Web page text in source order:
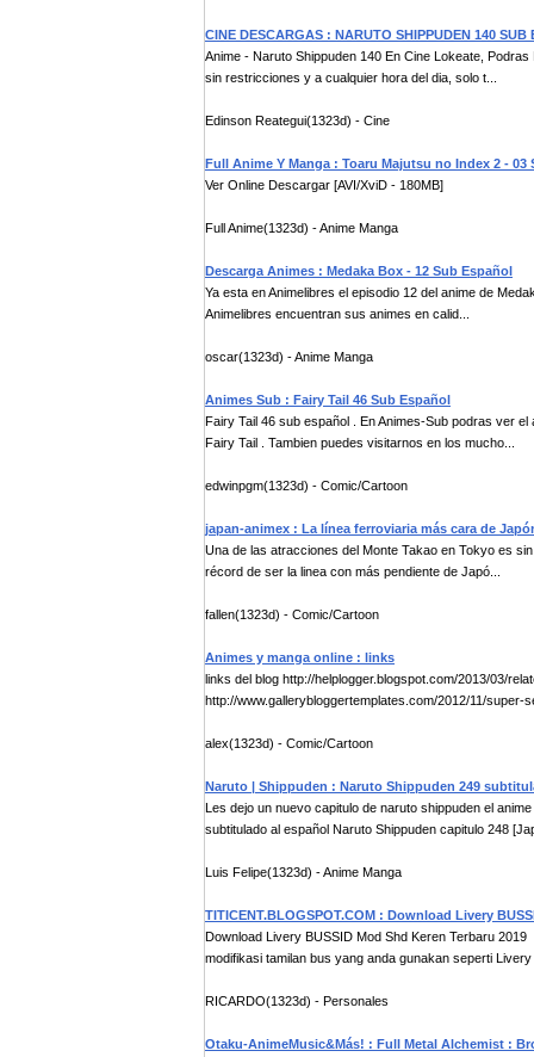
CINE DESCARGAS : NARUTO SHIPPUDEN 140 SUB
Anime - Naruto Shippuden 140 En Cine Lokeate,
sin restricciones y a cualquier hora del dia, solo t...
Edinson Reategui(1323d) - Cine
Full Anime Y Manga : Toaru Majutsu no Index 2 - 03
Ver Online Descargar [AVI/XviD - 180MB]
Full Anime(1323d) - Anime Manga
Descarga Animes : Medaka Box - 12 Sub Español
Ya esta en Animelibres el episodio 12 del anime de
Animelibres encuentran sus animes en calid...
oscar(1323d) - Anime Manga
Animes Sub : Fairy Tail 46 Sub Español
Fairy Tail 46 sub español . En Animes-Sub podras ver
Fairy Tail . Tambien puedes visitarnos en los mucho...
edwinpgm(1323d) - Comic/Cartoon
japan-animex : La línea ferroviaria más cara de
Una de las atracciones del Monte Takao en Tokyo es
récord de ser la linea con más pendiente de Japó...
fallen(1323d) - Comic/Cartoon
Animes y manga online : links
links del blog http://helplogger.blogspot.com/2013/03/
http://www.gallerybloggertemplates.com/2012/11/super-
alex(1323d) - Comic/Cartoon
Naruto | Shippuden : Naruto Shippuden 249
Les dejo un nuevo capitulo de naruto shippuden el
subtitulado al español Naruto Shippuden capitulo 248
Luis Felipe(1323d) - Anime Manga
TITICENT.BLOGSPOT.COM : Download Livery
Download Livery BUSSID Mod Shd Keren Terbaru
modifikasi tamilan bus yang anda gunakan seperti Livery
RICARDO(1323d) - Personales
Otaku-AnimeMusic&Más! : Full Metal Alchemist :